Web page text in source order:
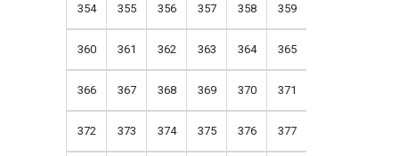
354 355 356 357 358 359
360 361 362 363 364 365
366 367 368 369 370 371
372 373 374 375 376 377